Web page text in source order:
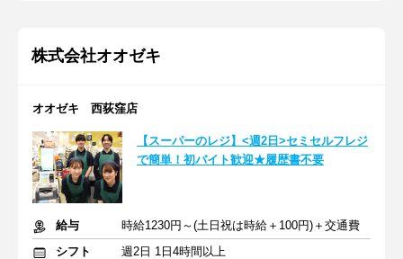
株式会社オオゼキ
オオゼキ 西荻窪店
【スーパーのレジ】<週2日>セミセルフレジ
で簡単！初バイト歓迎★履歴書不要
給与
時給1230円～(土日祝は時給＋100円)＋交通費
シフト
週2日 1日4時間以上